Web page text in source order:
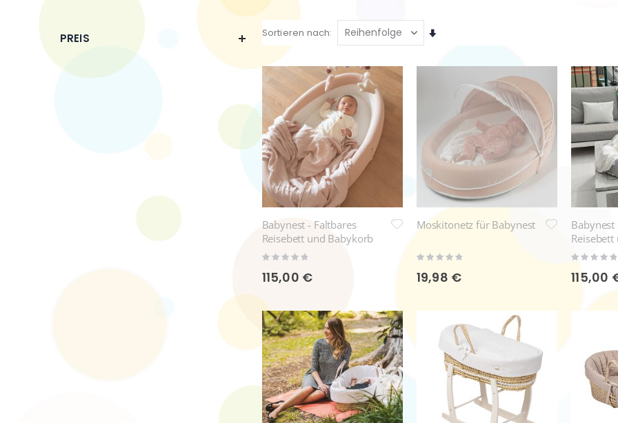
Sortieren nach
Aufsteigend
Babynest - Faltbares
Reisebett und Babykorb
Rating:
115,00 €
Moskitonetz für Babynest
Rating:
19,98 €
Babynest
Grau
Rating:
115,00
PREIS